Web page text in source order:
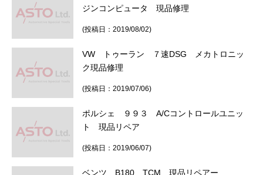
ジンコンピュータ 現品修理
(投稿日：2019/08/02)
VW トゥーラン ７速DSG メカトロニッ
ク現品修理
(投稿日：2019/07/06)
ポルシェ ９９３ A/Cコントロールユニッ
ト 現品リペア
(投稿日：2019/06/07)
ベンツ B180 TCM 現品リペアー